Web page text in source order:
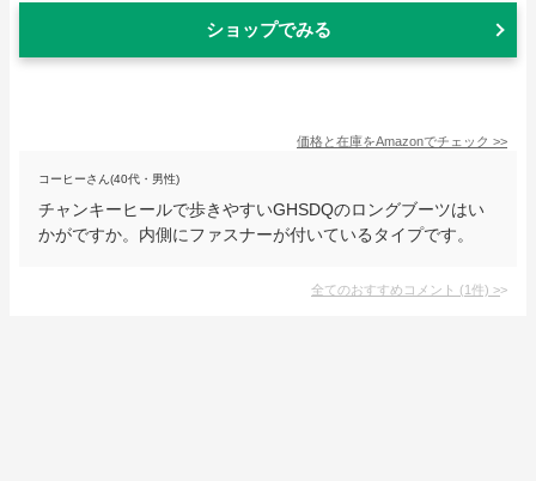
ショップでみる
価格と在庫をAmazonでチェック >>
コーヒーさん(40代・男性)
チャンキーヒールで歩きやすいGHSDQのロングブーツはい
かがですか。内側にファスナーが付いているタイプです。
全てのおすすめコメント (1件) >